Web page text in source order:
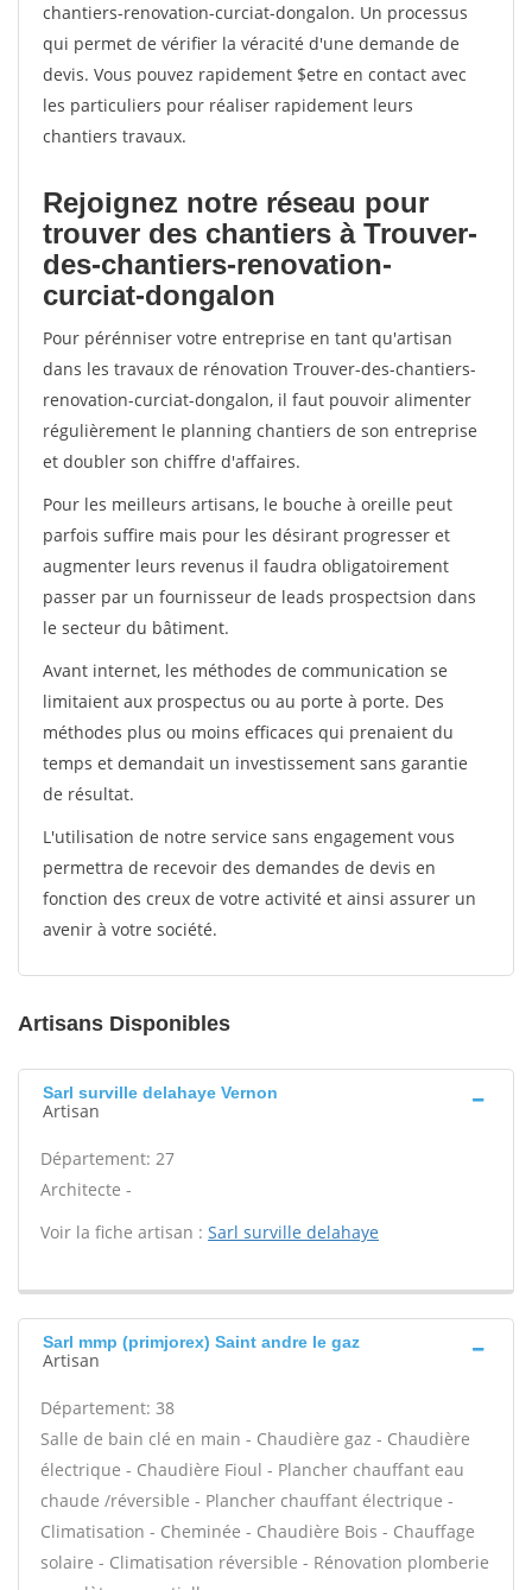
chantiers-renovation-curciat-dongalon. Un processus
qui permet de vérifier la véracité d'une demande de
devis. Vous pouvez rapidement $etre en contact avec
les particuliers pour réaliser rapidement leurs
chantiers travaux.
Rejoignez notre réseau pour
trouver des chantiers à Trouver-
des-chantiers-renovation-
curciat-dongalon
Pour pérénniser votre entreprise en tant qu'artisan
dans les travaux de rénovation Trouver-des-chantiers-
renovation-curciat-dongalon, il faut pouvoir alimenter
régulièrement le planning chantiers de son entreprise
et doubler son chiffre d'affaires.
Pour les meilleurs artisans, le bouche à oreille peut
parfois suffire mais pour les désirant progresser et
augmenter leurs revenus il faudra obligatoirement
passer par un fournisseur de leads prospectsion dans
le secteur du bâtiment.
Avant internet, les méthodes de communication se
limitaient aux prospectus ou au porte à porte. Des
méthodes plus ou moins efficaces qui prenaient du
temps et demandait un investissement sans garantie
de résultat.
L'utilisation de notre service sans engagement vous
permettra de recevoir des demandes de devis en
fonction des creux de votre activité et ainsi assurer un
avenir à votre société.
Artisans Disponibles
Sarl surville delahaye Vernon
Artisan
Département: 27
Architecte -
Voir la fiche artisan : Sarl surville delahaye
Sarl mmp (primjorex) Saint andre le gaz
Artisan
Département: 38
Salle de bain clé en main - Chaudière gaz - Chaudière
électrique - Chaudière Fioul - Plancher chauffant eau
chaude /réversible - Plancher chauffant électrique -
Climatisation - Cheminée - Chaudière Bois - Chauffage
solaire - Climatisation réversible - Rénovation plomberie